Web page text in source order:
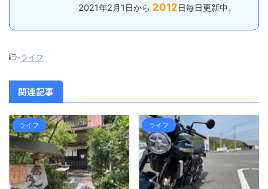
2021年2月1日から 2012日毎日更新中。
-ライフ
関連記事
ライフ ライフ